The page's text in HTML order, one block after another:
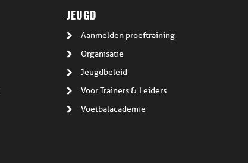
JEUGD
Aanmelden proeftraining
Organisatie
Jeugdbeleid
Voor Trainers & Leiders
Voetbalacademie